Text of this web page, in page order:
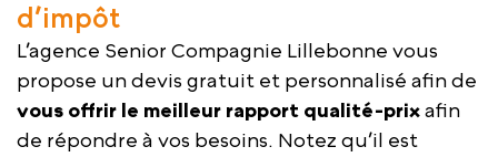
d’impôt
L’agence Senior Compagnie Lillebonne vous
propose un devis gratuit et personnalisé afin de
vous offrir le meilleur rapport qualité-prixafin
de répondre à vos besoins. Notez qu’il est